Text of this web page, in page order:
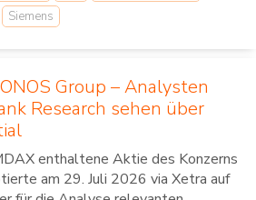
Siemens
Group – Analysten
Research sehen über
enthaltene Aktie des Konzerns
am 29. Juli 2026 via Xetra auf